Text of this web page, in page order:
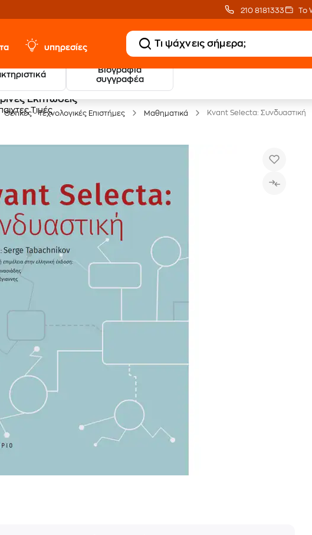
210 8181333 Το
υπηρεσίες
Βιογραφία
συγγραφέα
Εκπτώσεις
Τιμές
20 € Public επιστροφή
με Snappi
Θετικές - Τεχνολογικές Επιστήμες Μαθηματικά Kvant Selecta: Συνδυαστική